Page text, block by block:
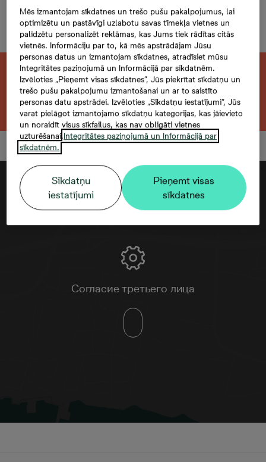
Evalda Valtera 44C-36,
4 комнаты, 81,7 м²
Эта квартира продана. Ищете похожую?
Открыть фильтр
Согласие третьего лица
Mēs izmantojam sīkdatnes un trešo pušu pakalpojumus, lai
optimizētu un pastāvīgi uzlabotu savas tīmekļa vietnes un
palīdzētu personalizēt reklāmas, kas Jums tiek rādītas citās
vietnēs. Informāciju par to, kā mēs apstrādājam Jūsu
personas datus un izmantojam sīkdatnes, atradīsiet mūsu
Integritātes paziņojumā un Informācijā par sīkdatnēm.
Izvēloties „Pieņemt visas sīkdatnes”, Jūs piekrītat sīkdatņu un
trešo pušu pakalpojumu izmantošanai un ar to saistīto
personas datu apstrādei. Izvēloties „Sīkdatņu iestatījumi”, Jūs
varat pielāgot izmantojamo sīkdatņu kategorijas, kas jāievieto
un noraidīt visus sīkfailus, kas nav obligāti vietnes
uzturēšanai.Integritātes paziņojumā un Informācijā par
sīkdatnēm.
Sīkdatņu
iestatījumi
Pieņemt visas
sīkdatnes